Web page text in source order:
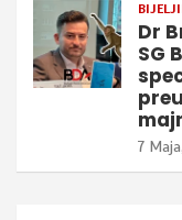
Dr
SG
7